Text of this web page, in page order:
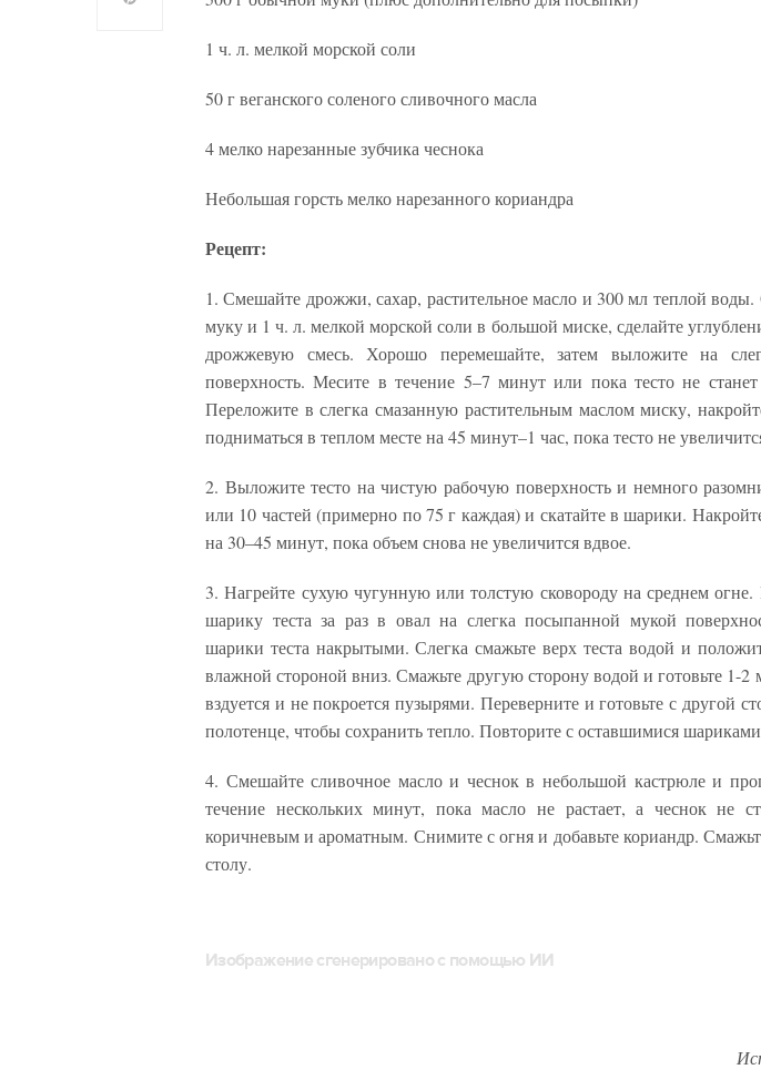
1 ч. л. мелкой морской соли
50 г веганского соленого сливочного масла
4 мелко нарезанные зубчика чеснока
Небольшая горсть мелко нарезанного кориандра
Рецепт:
1. Смешайте дрожжи, сахар, растительное масло и 300 мл теплой
муку и 1 ч. л. мелкой морской соли в большой миске, сделайте
дрожжевую смесь. Хорошо перемешайте, затем выложите на
поверхность. Месите в течение 5–7 минут или пока тесто не
Переложите в слегка смазанную растительным маслом миску,
подниматься в теплом месте на 45 минут–1 час, пока тесто не
2. Выложите тесто на чистую рабочую поверхность и немного
или 10 частей (примерно по 75 г каждая) и скатайте в шарики.
на 30–45 минут, пока объем снова не увеличится вдвое.
3. Нагрейте сухую чугунную или толстую сковороду на среднем
шарику теста за раз в овал на слегка посыпанной мукой
шарики теста накрытыми. Слегка смажьте верх теста водой и
влажной стороной вниз. Смажьте другую сторону водой и готовьте 1-
вздуется и не покроется пузырями. Переверните и готовьте с другой
полотенце, чтобы сохранить тепло. Повторите с оставшимися шариками
4. Смешайте сливочное масло и чеснок в небольшой кастрюле и
течение нескольких минут, пока масло не растает, а чеснок не
коричневым и ароматным. Снимите с огня и добавьте кориандр.
столу.
Изображение сгенерировано с помощью ИИ